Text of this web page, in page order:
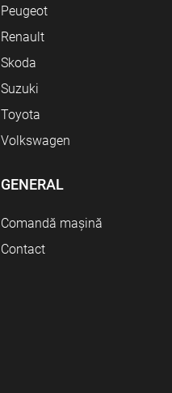
Peugeot
Renault
Skoda
Suzuki
Toyota
Volkswagen
GENERAL
Comandă mașină
Contact